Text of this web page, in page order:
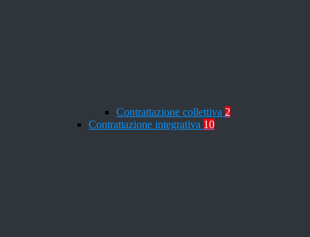
Contrattazione collettiva 2
Contrattazione integrativa 10